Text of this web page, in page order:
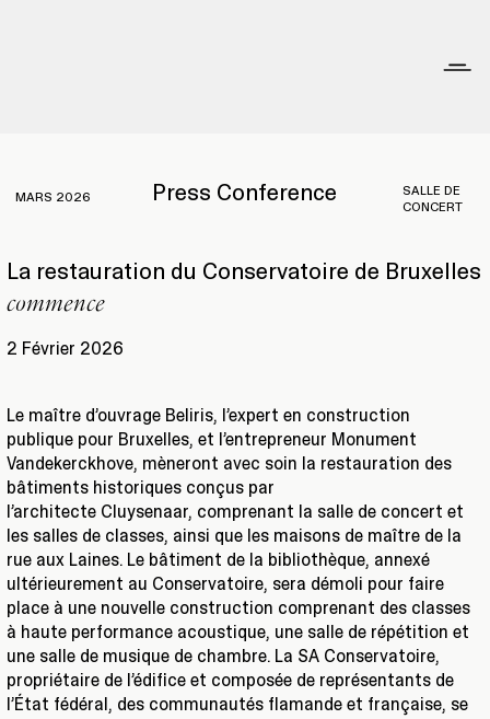
MARS 2026 Press Conference
SALLE DE
CONCERT
La restauration du Conservatoire de Bruxelles
commence
2 Février 2026
Le maître d’ouvrage Beliris, l’expert en construction
publique pour Bruxelles, et l’entrepreneur Monument
Vandekerckhove, mèneront avec soin la restauration des
bâtiments historiques conçus par
l’architecte Cluysenaar, comprenant la salle de concert et
les salles de classes, ainsi que les maisons de maître de la
rue aux Laines. Le bâtiment de la bibliothèque, annexé
ultérieurement au Conservatoire, sera démoli pour faire
place à une nouvelle construction comprenant des classes
à haute performance acoustique, une salle de répétition et
une salle de musique de chambre. La SA Conservatoire,
propriétaire de l’édifice et composée de représentants de
l’État fédéral, des communautés flamande et française, se